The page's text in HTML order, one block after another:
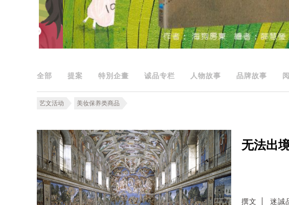
全部 提案 特別企畫 诚品专栏 人物故事 品牌故事
艺文活动 美妆保养类商品
无法出
撰文 迷誠